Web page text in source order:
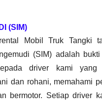
(SIM)
Mobil Truk Tangki
(SIM) adalah
driver kami yang
dan rohani, memahami
bermotor. Setiap driver